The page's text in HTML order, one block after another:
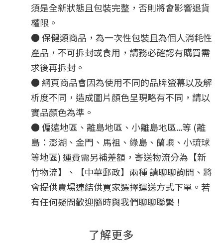
須是全新狀態且包裝完整，否則將會影響退貨
權限。
● 保健類商品，為一次性包裝且為個人消耗性
產品，不可拆封或食用，請務必確認有購買需
求後再拆封。
● 網頁商品會因為使用不同的品牌螢幕以及解
析度不同，造成圖片顏色呈現略有不同，請以
實品顏色為準。
● 偏遠地區、離島地區、小離島地區...等 (離
島：澎湖、金門、馬祖、綠島、蘭嶼、小琉球
等地區) 運費需另補差額， 寄送物流分為【新
竹物流】、【中華郵政】兩種 請聊聊詢問、將
會提供賣場連結供買家選擇運送方式下單。 若
有任何疑問歡迎隨時與我們聊聊聯繫！
了解更多